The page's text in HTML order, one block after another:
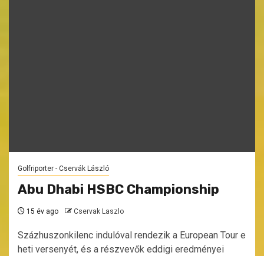
Golfriporter - Cservák László
Abu Dhabi HSBC Championship
15 év ago Cservak Laszlo
Százhuszonkilenc indulóval rendezik a European Tour e
heti versenyét, és a részvevők eddigi eredményei